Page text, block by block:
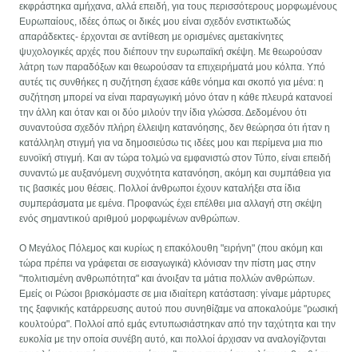
εκφράστηκα αμήχανα, αλλά επειδή, για τους περισσότερους μορφωμένους
Ευρωπαίους, ιδέες όπως οι δικές μου είναι σχεδόν ενστικτωδώς
απαράδεκτες- έρχονται σε αντίθεση με ορισμένες αμετακίνητες
ψυχολογικές αρχές που διέπουν την ευρωπαϊκή σκέψη. Με θεωρούσαν
λάτρη των παραδόξων και θεωρούσαν τα επιχειρήματά μου κόλπα. Υπό
αυτές τις συνθήκες η συζήτηση έχασε κάθε νόημα και σκοπό για μένα: η
συζήτηση μπορεί να είναι παραγωγική μόνο όταν η κάθε πλευρά κατανοεί
την άλλη και όταν και οι δύο μιλούν την ίδια γλώσσα. Δεδομένου ότι
συναντούσα σχεδόν πλήρη έλλειψη κατανόησης, δεν θεώρησα ότι ήταν η
κατάλληλη στιγμή για να δημοσιεύσω τις ιδέες μου και περίμενα μια πιο
ευνοϊκή στιγμή. Και αν τώρα τολμώ να εμφανιστώ στον Τύπο, είναι επειδή
συναντώ με αυξανόμενη συχνότητα κατανόηση, ακόμη και συμπάθεια για
τις βασικές μου θέσεις. Πολλοί άνθρωποι έχουν καταλήξει στα ίδια
συμπεράσματα με εμένα. Προφανώς έχει επέλθει μια αλλαγή στη σκέψη
ενός σημαντικού αριθμού μορφωμένων ανθρώπων.
Ο Μεγάλος Πόλεμος και κυρίως η επακόλουθη "ειρήνη" (που ακόμη και
τώρα πρέπει να γράφεται σε εισαγωγικά) κλόνισαν την πίστη μας στην
"πολιτισμένη ανθρωπότητα" και άνοιξαν τα μάτια πολλών ανθρώπων.
Εμείς οι Ρώσοι βρισκόμαστε σε μια ιδιαίτερη κατάσταση: γίναμε μάρτυρες
της ξαφνικής κατάρρευσης αυτού που συνηθίζαμε να αποκαλούμε "ρωσική
κουλτούρα". Πολλοί από εμάς εντυπωσιάστηκαν από την ταχύτητα και την
ευκολία με την οποία συνέβη αυτό, και πολλοί άρχισαν να αναλογίζονται